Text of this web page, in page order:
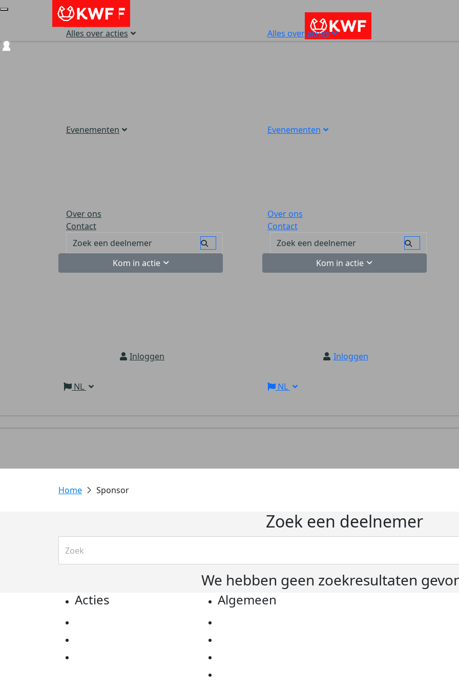
Alles over acties
Evenementen
Over ons
Contact
Kom in actie
Inloggen
NL
Alles over acties
Evenementen
Over ons
Contact
Kom in actie
Inloggen
NL
Sponsor
Zoek een deelnemer
We hebben geen zoekresultaten
Acties Algemeen